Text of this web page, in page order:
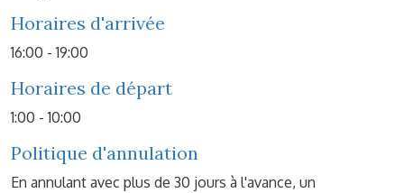
Horaires d'arrivée
16:00 - 19:00
Horaires de départ
1:00 - 10:00
Politique d'annulation
En annulant avec plus de 30 jours à l'avance, un